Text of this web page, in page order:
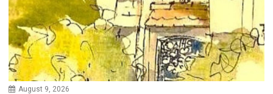
August 9, 2026